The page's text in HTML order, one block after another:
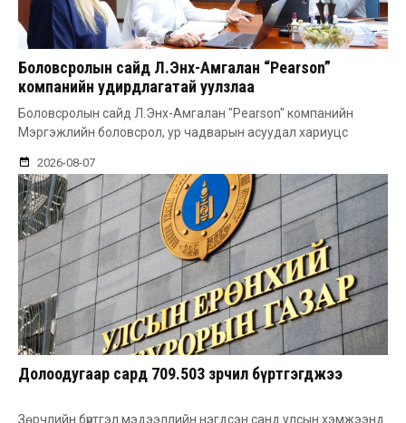
Боловсролын сайд Л.Энх-Амгалан “Pearson”
компанийн удирдлагатай уулзлаа
Боловсролын сайд Л.Энх-Амгалан "Pearson" компанийн
Мэргэжлийн боловсрол, ур чадварын асуудал хариуцс
2026-08-07
Долоодугаар сард 709.503 зөрчил бүртгэгджээ
Зөрчлийн бүртгэл мэдээллийн нэгдсэн санд улсын хэмжээнд